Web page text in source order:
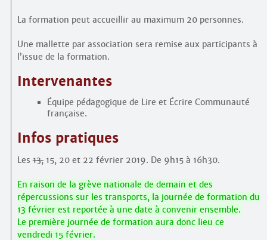
La formation peut accueillir au maximum 20 personnes.
Une mallette par association sera remise aux participants à
l’issue de la formation.
Intervenantes
Équipe pédagogique de Lire et Écrire Communauté
française.
Infos pratiques
Les 13,15, 20 et 22 février 2019. De 9h15 à 16h30.
En raison de la grève nationale de demain et des
répercussions sur les transports, la journée de formation du
13 février est reportée à une date à convenir ensemble.
Le première journée de formation aura donc lieu ce
vendredi 15 février.